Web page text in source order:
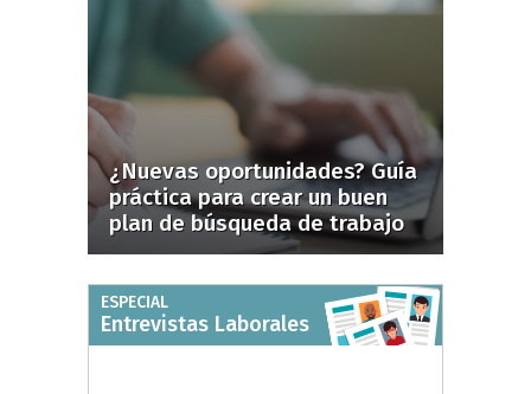
¿Nuevas oportunidades? Guía
práctica para crear un buen
plan de búsqueda de trabajo
ESPECIAL
Entrevistas Laborales